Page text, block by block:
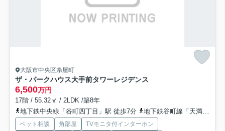
大阪市中央区糸屋町
ザ・パークハウス大手前タワーレジデンス
6,500万円
17階 / 55.32㎡ / 2LDK /築8年
地下鉄中央線「谷町四丁目」駅 徒歩7分
地下鉄谷町線「天満橋」駅 徒歩10分
ペット相談 角部屋
TVモニタ付インターホン